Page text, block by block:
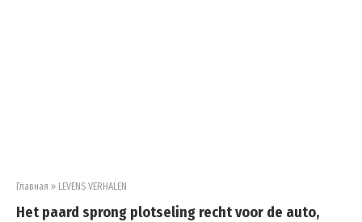
Главная » LEVENS VERHALEN
Het paard sprong plotseling recht voor de auto,